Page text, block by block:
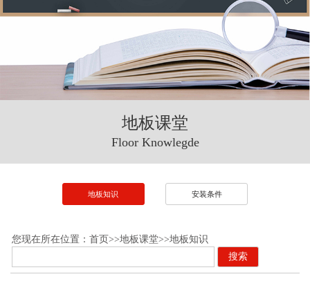
地板课堂
Floor Knowlegde
地板知识 安装条件
您现在所在位置： 首页>>地板课堂>>地板知识
搜索